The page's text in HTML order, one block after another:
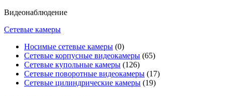
Видеонаблюдение
Сетевые камеры
Носимые сетевые камеры (0)
Сетевые корпусные видеокамеры (65)
Сетевые купольные камеры (126)
Сетевые поворотные видеокамеры (17)
Сетевые цилиндрические камеры (19)